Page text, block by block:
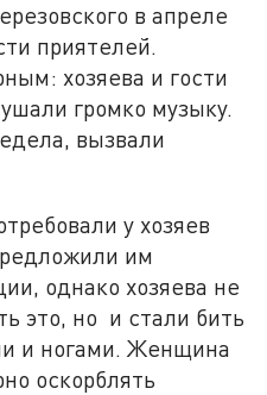
в апреле
приятелей.
хозяева и гости
громко музыку.
вызвали
у хозяев
им
однако хозяева не
это, но и стали бить
и ногами. Женщина
оскорблять